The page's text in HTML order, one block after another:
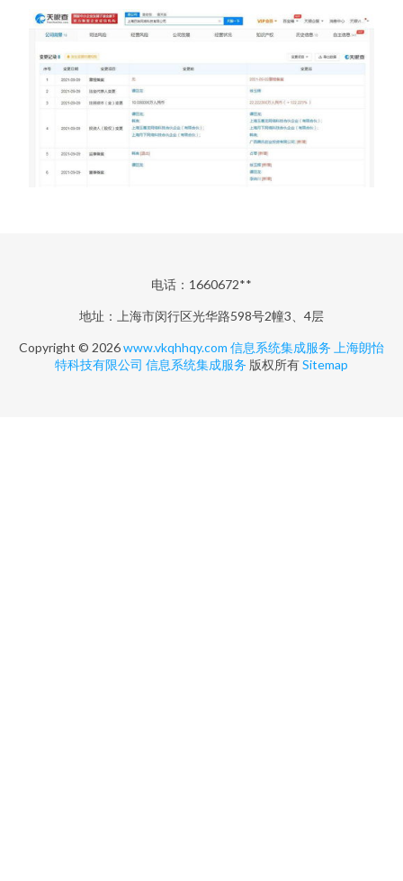
电话：1660672**
地址：上海市闵行区光华路598号2幢3、4层
Copyright © 2026www.vkqhhqy.com 信息系统集成服务 上海朗怡
特科技有限公司 信息系统集成服务 版权所有Sitemap